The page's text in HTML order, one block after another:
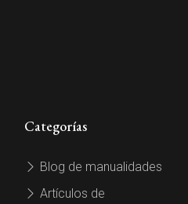
Categorías
Blog de manualidades
Artículos de